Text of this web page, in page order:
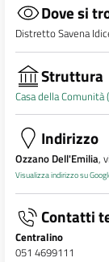
Dove si
Distretto Savena
Struttura
Casa della Comunità
Indirizzo
Ozzano Dell'Emilia,
Visualizza indirizzo su
Contatti
Centralino
051 4699111